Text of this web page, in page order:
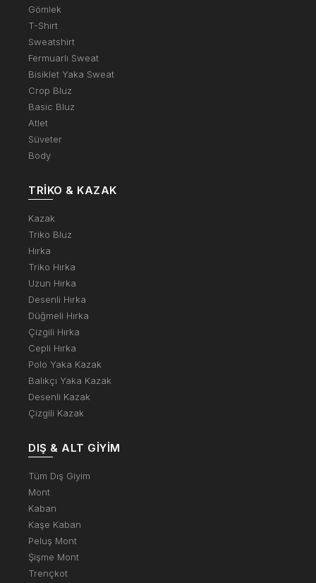
Gömlek
T-Shirt
Sweatshirt
Fermuarlı Sweat
Bisiklet Yaka Sweat
Crop Bluz
Basic Bluz
Atlet
Süveter
Body
TRIKO & KAZAK
Kazak
Triko Bluz
Hırka
Triko Hırka
Uzun Hırka
Desenli Hırka
Düğmeli Hırka
Çizgili Hırka
Cepli Hırka
Polo Yaka Kazak
Balıkçı Yaka Kazak
Desenli Kazak
Çizgili Kazak
DIŞ & ALT GIYIM
Tüm Dış Giyim
Mont
Kaban
Kaşe Kaban
Peluş Mont
Şişme Mont
Trençkot